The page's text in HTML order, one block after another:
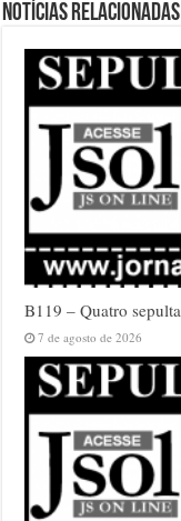
Notícias relacionadas
B119 – Quatro
7 de agosto de 2026